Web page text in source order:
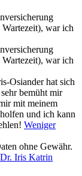
war ich
war ich
Osiander hat sich
bemüht mir
mit meinem
und ich kann
Weniger
ohne Gewähr.
Dr. Iris Katrin